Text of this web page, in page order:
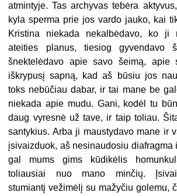
atmintyje. Tas archyvas tebėra
kyla sperma prie jos vardo jauko, kai
Kristina niekada nekalbėdavo, ko ji
ateities planus, tiesiog gyvendavo
šnektelėdavo apie savo šeimą, apie
iškrypusį sapną, kad aš būsiu jos
toks nebūčiau dabar, ir tai mane be
niekada apie mudu. Gani, kodėl tu
daug vyresnė už tave, ir taip toliau.
santykius. Arba ji maustydavo mane ir
įsivaizduok, aš nesinaudosiu diafragma
gal mums gims kūdikėlis
toliausiai nuo mano minčių.
stumiantį vežimėlį su mažyčiu golemu,